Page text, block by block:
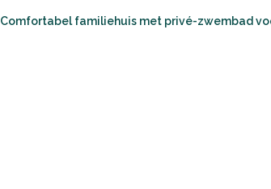
Comfortabel familiehuis met privé-zwembad